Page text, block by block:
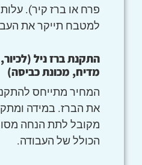
פרח או ברז קיר).
למטבח תייקר את העבודה
התקנת ברז ניל (לכיור,
מדיח, מכונת כביסה)
המחיר מתייחס
את הברז. במידה
מקובל לתת הנחה
הכולל של העבודה.